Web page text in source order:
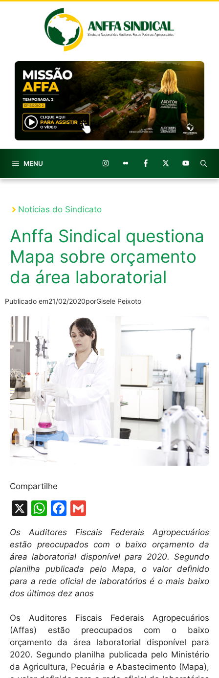
MENU
Notícias do Sindicato
Anffa Sindical questiona
Mapa sobre orçamento
da área laboratorial
Publicado em21/02/2020porGisele Peixoto
Compartilhe
X
W
at
s
A
p
p
F
c
e
b
o
o
m
ai
l
Os Auditores Fiscais Federais Agropecuários
estão preocupados com o baixo orçamento da
área laboratorial disponível para 2020. Segundo
planilha publicada pelo Mapa, o valor definido
para a rede oficial de laboratórios é o mais baixo
dos últimos dez anos
Os Auditores Fiscais Federais Agropecuários
(Affas) estão preocupados com o baixo
orçamento da área laboratorial disponível para
2020. Segundo planilha publicada pelo Ministério
da Agricultura, Pecuária e Abastecimento (Mapa),